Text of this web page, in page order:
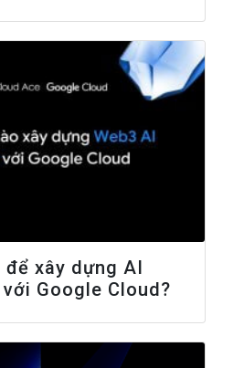
để xây dựng AI
Google Cloud?